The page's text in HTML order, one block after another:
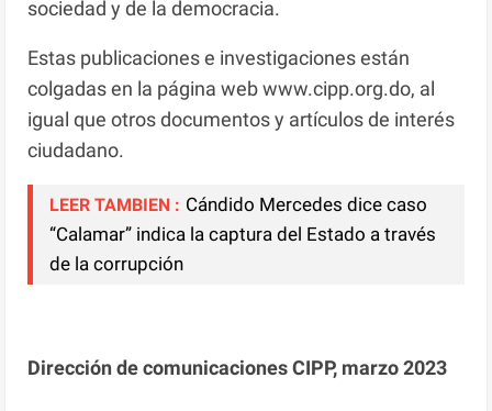
sociedad y de la democracia.
Estas publicaciones e investigaciones están
colgadas en la página web www.cipp.org.do, al
igual que otros documentos y artículos de interés
ciudadano.
LEER TAMBIEN : Cándido Mercedes dice caso
“Calamar” indica la captura del Estado a través
de la corrupción
Dirección de comunicaciones CIPP, marzo 2023